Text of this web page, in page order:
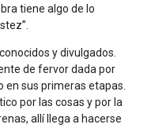
tiene algo de lo
y divulgados.
de fervor dada por
en sus primeras etapas.
por las cosas y por la
allí llega a hacerse